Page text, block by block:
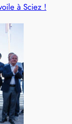
à Sciez !